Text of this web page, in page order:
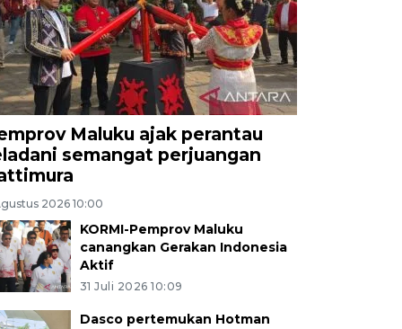
Maluku ajak perantau
semangat perjuangan
2026 10:00
KORMI-Pemprov Maluku
canangkan Gerakan Indonesia
Aktif
31 Juli 2026 10:09
Dasco pertemukan Hotman